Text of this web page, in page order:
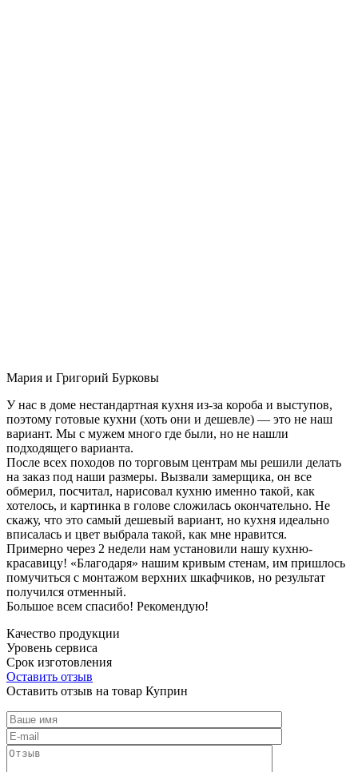
Мария и Григорий Бурковы
У нас в доме нестандартная кухня из-за короба и выступов,
поэтому готовые кухни (хоть они и дешевле) — это не наш
вариант. Мы с мужем много где были, но не нашли
подходящего варианта.
После всех походов по торговым центрам мы решили делать
на заказ под наши размеры. Вызвали замерщика, он все
обмерил, посчитал, нарисовал кухню именно такой, как
хотелось, и картинка в голове сложилась окончательно. Не
скажу, что это самый дешевый вариант, но кухня идеально
вписалась и цвет выбрала такой, как мне нравится.
Примерно через 2 недели нам установили нашу кухню-
красавицу! «Благодаря» нашим кривым стенам, им пришлось
помучиться с монтажом верхних шкафчиков, но результат
получился отменный.
Большое всем спасибо! Рекомендую!
Качество продукции
Уровень сервиса
Срок изготовления
Оставить отзыв
Оставить отзыв на товар Куприн